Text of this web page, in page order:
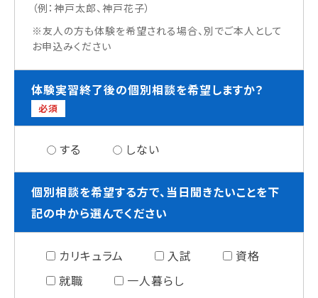
（例：神戸太郎、神戸花子）
※友人の方も体験を希望される場合、別でご本人として
お申込みください
体験実習終了後の個別相談を希望しますか？
必須
する しない
個別相談を希望する方で、当日聞きたいことを下
記の中から選んでください
カリキュラム 入試
資格
就職
一人暮らし